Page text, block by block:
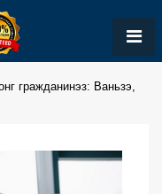
гражданинэз: Ваньзэ,